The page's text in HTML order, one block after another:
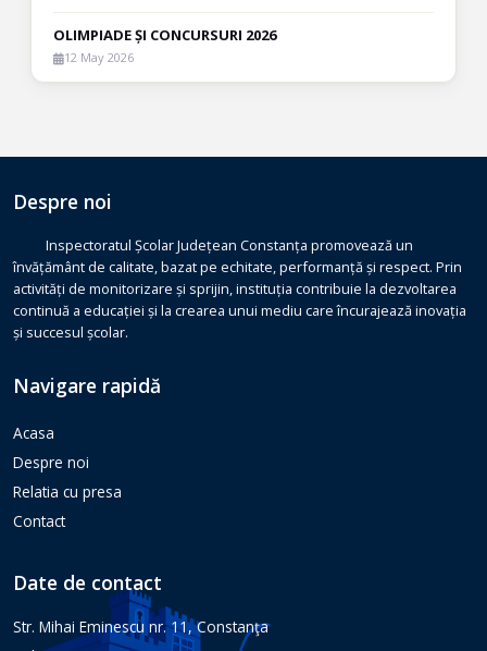
OLIMPIADE ȘI CONCURSURI 2026
12 May 2026
Despre noi
Inspectoratul Școlar Județean Constanța promovează un
învățământ de calitate, bazat pe echitate, performanță și respect. Prin
activități de monitorizare și sprijin, instituția contribuie la dezvoltarea
continuă a educației și la crearea unui mediu care încurajează inovația
și succesul școlar.
Navigare rapidă
Acasa
Despre noi
Relatia cu presa
Contact
Date de contact
Str. Mihai Eminescu nr. 11, Constanţa